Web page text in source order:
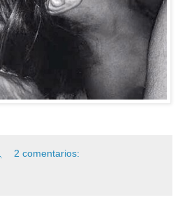
2 comentarios: